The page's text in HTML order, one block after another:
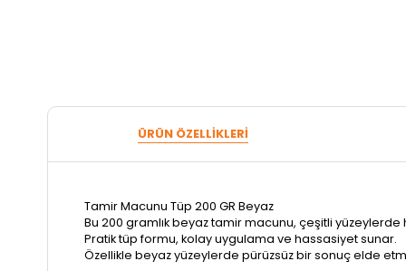
ÜRÜN ÖZELLIKLERI
Tamir Macunu Tüp 200 GR Beyaz
Bu 200 gramlık beyaz tamir macunu, çeşitli yüzeylerde
Pratik tüp formu, kolay uygulama ve hassasiyet sunar.
Özellikle beyaz yüzeylerde pürüzsüz bir sonuç elde